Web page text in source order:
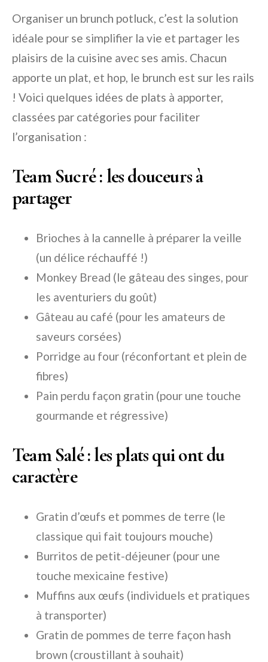
Organiser un brunch potluck, c’est la solution
idéale pour se simplifier la vie et partager les
plaisirs de la cuisine avec ses amis. Chacun
apporte un plat, et hop, le brunch est sur les rails
! Voici quelques idées de plats à apporter,
classées par catégories pour faciliter
l’organisation :
Team Sucré : les douceurs à
partager
Brioches à la cannelle à préparer la veille
(un délice réchauffé !)
Monkey Bread (le gâteau des singes, pour
les aventuriers du goût)
Gâteau au café (pour les amateurs de
saveurs corsées)
Porridge au four (réconfortant et plein de
fibres)
Pain perdu façon gratin (pour une touche
gourmande et régressive)
Team Salé : les plats qui ont du
caractère
Gratin d’œufs et pommes de terre (le
classique qui fait toujours mouche)
Burritos de petit-déjeuner (pour une
touche mexicaine festive)
Muffins aux œufs (individuels et pratiques
à transporter)
Gratin de pommes de terre façon hash
brown (croustillant à souhait)